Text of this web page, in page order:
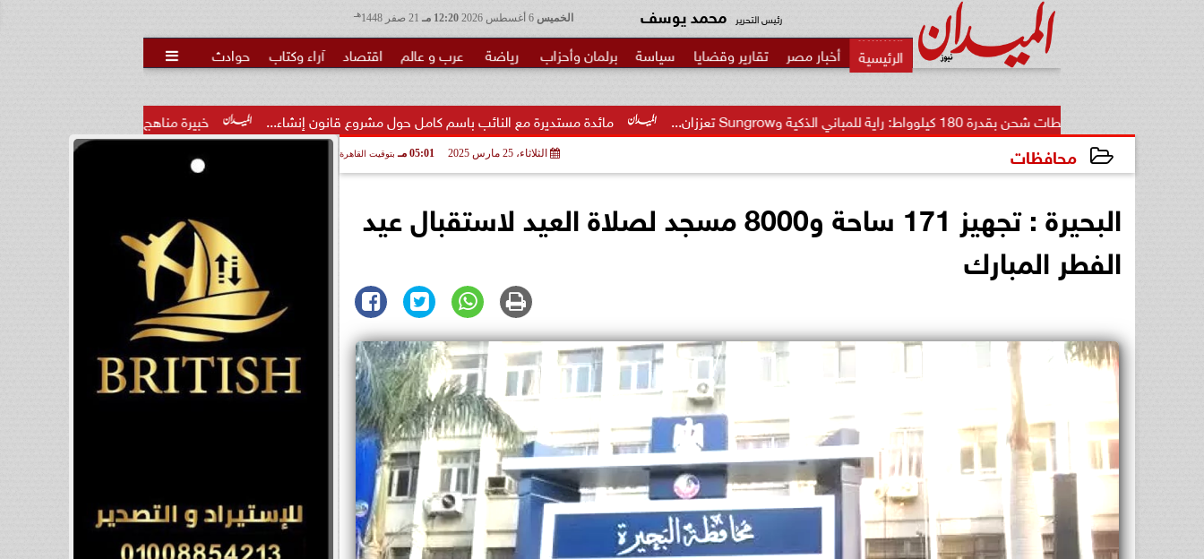
الخميس 12:20 مـ هـ رئيس التحرير محمد يوسف
أخبار مصر تقارير وقضايا سياسة برلمان وأحزاب رياضة عرب و عالم اقتصاد آراء وكتاب حوادث 
خبيرة مناهج: حداثة تخرج المعلمين الجدد لا تكفي.. مائدة مستديرة مع النائب باسم كامل حول مشروع قانون إنشاء...
محافظات الثلاثاء، 25 مارس 2025 05:01 مـ بتوقيت القاهرة
البحيرة : تجهيز 171 ساحة و8000 مسجد لصلاة العيد لاستقبال عيد
الفطر المبارك